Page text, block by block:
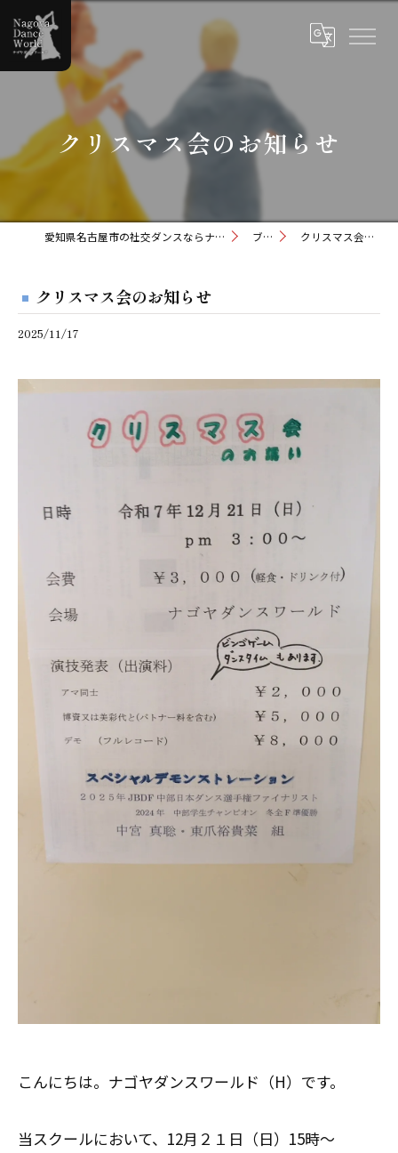
クリスマス会のお知らせ
愛知県名古屋市の社交ダンスならナゴヤダンスワールド ブログ クリスマス会のお知らせ
クリスマス会のお知らせ
2025/11/17
こんにちは。ナゴヤダンスワールド（H）です。
当スクールにおいて、12月２１日（日）15時～